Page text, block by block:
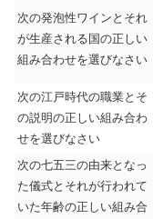
次の発泡性ワインとそれ
が生産される国の正しい
組み合わせを選びなさい
次の江戸時代の職業とそ
の説明の正しい組み合わ
せを選びなさい
次の七五三の由来となっ
た儀式とそれが行われて
いた年齢の正しい組み合